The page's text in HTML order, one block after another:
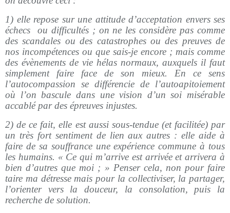
1) elle repose sur une attitude d’acceptation envers ses
échecs ou difficultés ; on ne les considère pas comme
des scandales ou des catastrophes ou des preuves de
nos incompétences ou que sais-je encore ; mais comme
des évènements de vie hélas normaux, auxquels il faut
simplement faire face de son mieux. En ce sens
l’autocompassion se différencie de l’autoapitoiement
où l’on bascule dans une vision d’un soi misérable
accablé par des épreuves injustes.
2) de ce fait, elle est aussi sous-tendue (et facilitée) par
un très fort sentiment de lien aux autres : elle aide à
faire de sa souffrance une expérience commune à tous
les humains. « Ce qui m’arrive est arrivée et arrivera à
bien d’autres que moi ; » Penser cela, non pour faire
taire ma détresse mais pour la collectiviser, la partager,
l’orienter vers la douceur, la consolation, puis la
recherche de solution.